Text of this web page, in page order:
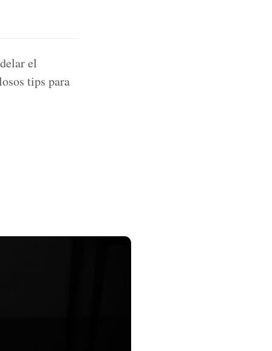
el
tips para